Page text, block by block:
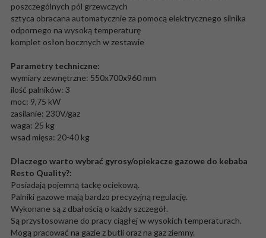
poszczególnych pól grzewczych
sztyca obracana automatycznie za pomocą elektrycznego silnika
odpornego na wysoką temperaturę
komplet osłon bocznych w zestawie
Parametry techniczne:
wymiary zewnętrzne: 550x700x960 mm
ilość palników: 3
moc: 9,75 kW
zasilanie: 230V/gaz
waga: 25 kg
wsad mięsa: 20-40 kg
Dlaczego warto wybrać gyrosy/opiekacze gazowe do kebaba
Resto Quality?:
Posiadają pojemną tackę ociekową.
Palniki gazowe mają bardzo precyzyjną regulację.
Wykonane są z dbałością o każdy szczegół.
Są przystosowane do pracy ciągłej w wysokich temperaturach.
Mogą pracować na gazie z butli oraz na gaz ziemny.